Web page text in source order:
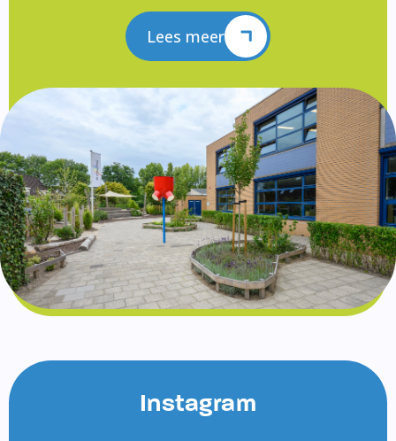
Lees meer
Instagram